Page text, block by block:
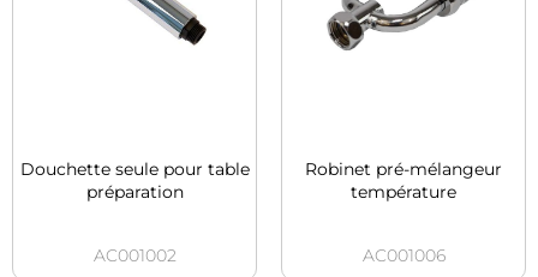
Douchette seule pour table
préparation
AC001002
Robinet pré-mélangeur
température
AC001006